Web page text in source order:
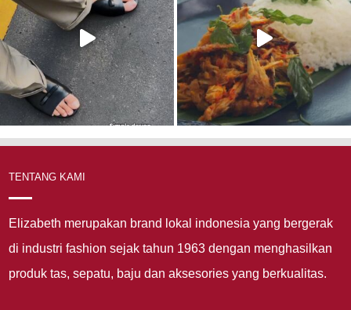
TENTANG KAMI
Elizabeth merupakan brand lokal indonesia yang bergerak
di industri fashion sejak tahun 1963 dengan menghasilkan
produk tas, sepatu, baju dan aksesories yang berkualitas.